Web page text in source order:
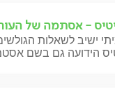
- אסתמה של
ישיב לשאלות
הידועה גם בשם